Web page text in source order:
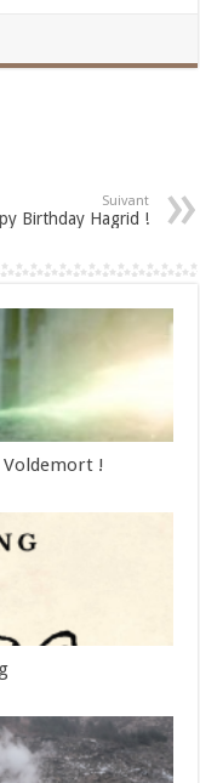
Suivant
Birthday Hagrid !
Voldemort !